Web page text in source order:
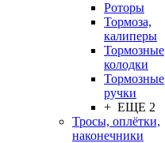
Роторы
Тормоза,
калиперы
Тормозные
колодки
Тормозные
ручки
+ ЕЩЕ 2
Тросы, оплётки,
наконечники